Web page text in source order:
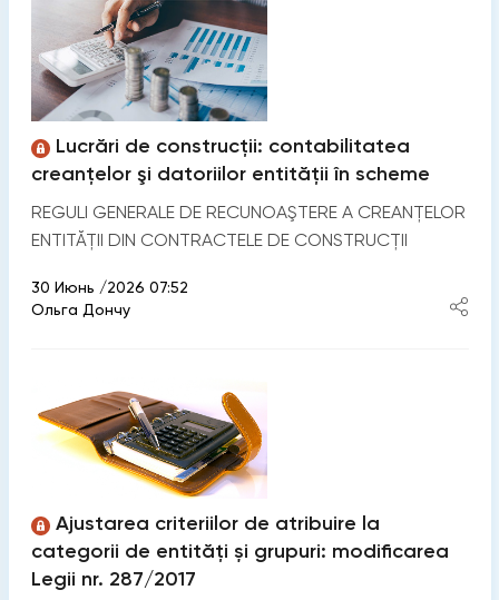
Lucrări de construcții: contabilitatea
creanțelor şi datoriilor entității în scheme
REGULI GENERALE DE RECUNOAŞTERE A CREANŢELOR
ENTITĂȚII DIN CONTRACTELE DE CONSTRUCȚII
30 Июнь /2026 07:52
Ольга Дончу
Ajustarea criteriilor de atribuire la
categorii de entități și grupuri: modificarea
Legii nr. 287/2017